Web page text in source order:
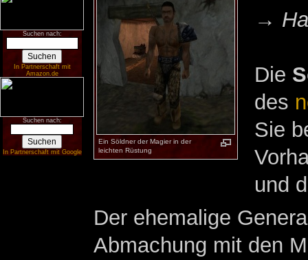
Suchen nach:
In Partnerschaft mit
Amazon.de
Suchen nach:
In Partnerschaft mit Google
Ein Söldner der Magier in der
leichten Rüstung
→
Die
des
Sie
und
Der ehemalige
Abmachung mit den